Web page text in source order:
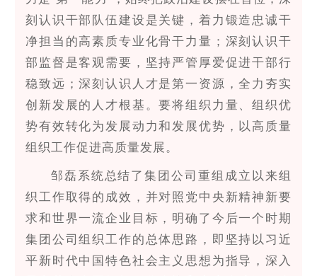
刻认识干部队伍建设是关键，着力锻造忠诚干
净担当的高素质专业化骨干力量；深刻认识干
部监督是客观需要，坚持严管厚爱促进干部行
稳致远；深刻认识人才是第一资源，全力夯实
创新发展的人才根基。要将组织力量、组织优
势有效转化为发展动力和发展优势，以高质量
组织工作促进高质量发展。
邹磊系统总结了集团公司重组成立以来组
织工作取得的成效，并对照党中央新精神新要
求和世界一流企业目标，明确了今后一个时期
集团公司组织工作的总体思路，即坚持以习近
平新时代中国特色社会主义思想为指导，深入